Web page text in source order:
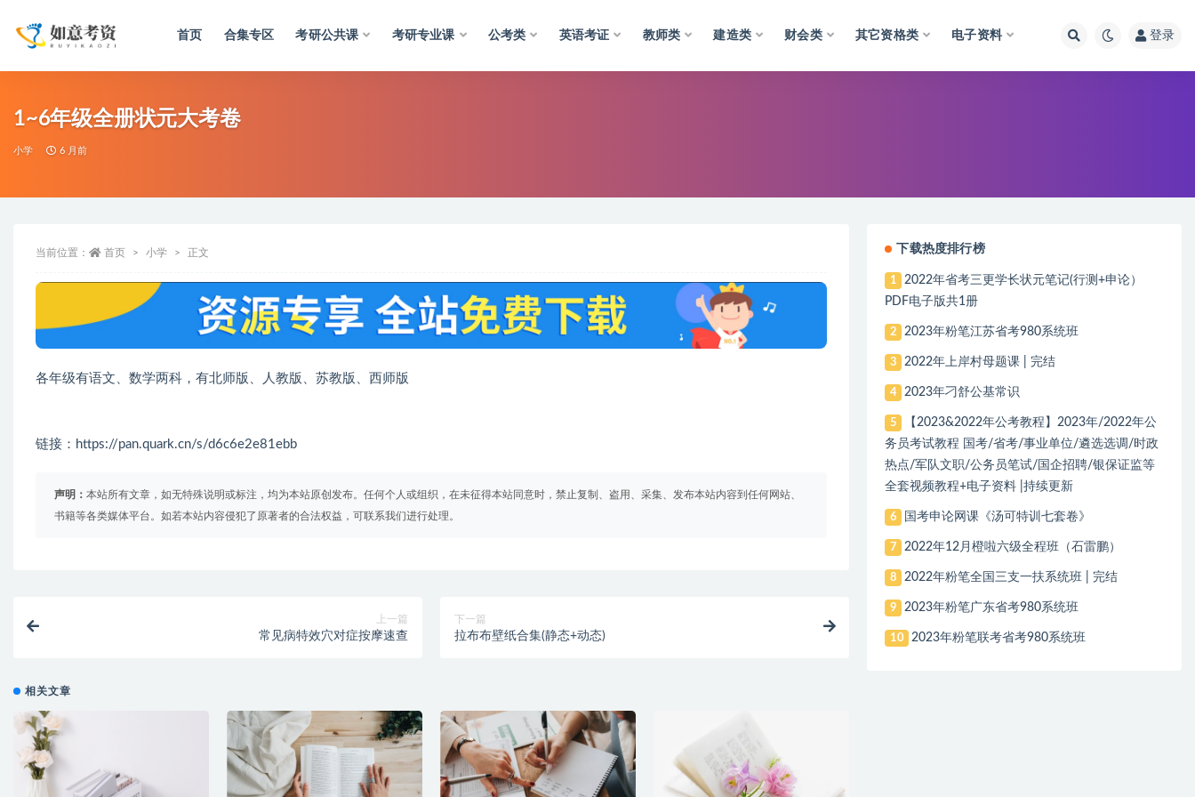
首页 合集专区 考研公共课 考研专业课 公考类 英语考证 教师类 建造类 财会类 其它资格类 电子资料 登录
1~6年级全册状元大考卷
小学 6 月前
当前位置： 首页 小学 正文
各年级有语文、数学两科，有北师版、人教版、苏教版、西师版
链接：https://pan.quark.cn/s/d6c6e2e81ebb
声明： 本站所有文章，如无特殊说明或标注，均为本站原创发布。任何个人或组织，在未征得本站同意时，禁止复制、盗用、采集、发布本站内容到任何网站、
书籍等各类媒体平台。如若本站内容侵犯了原著者的合法权益，可联系我们进行处理。
上一篇
常见病特效穴对症按摩速查
下一篇
拉布布壁纸合集(静态+动态)
相关文章
下载热度排行榜
1
2022年省考三更学长状元笔记(行测+申论）
PDF电子版共1册
2 2023年粉笔江苏省考980系统班
3 2022年上岸村母题课 | 完结
4 2023年刁舒公基常识
5
【2023&2022年公考教程】2023年/2022年公
务员考试教程 国考/省考/事业单位/遴选选调/时政
热点/军队文职/公务员笔试/国企招聘/银保证监等
全套视频教程+电子资料 |持续更新
6 国考申论网课《汤可特训七套卷》
7 2022年12月橙啦六级全程班（石雷鹏）
8 2022年粉笔全国三支一扶系统班 | 完结
9 2023年粉笔广东省考980系统班
10 2023年粉笔联考省考980系统班